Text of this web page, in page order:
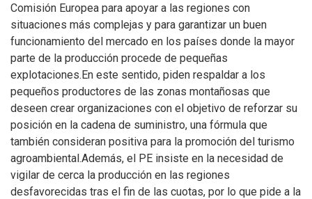
Comisión Europea para apoyar a las regiones con
situaciones más complejas y para garantizar un buen
funcionamiento del mercado en los países donde la mayor
parte de la producción procede de pequeñas
explotaciones.En este sentido, piden respaldar a los
pequeños productores de las zonas montañosas que
deseen crear organizaciones con el objetivo de reforzar su
posición en la cadena de suministro, una fórmula que
también consideran positiva para la promoción del turismo
agroambiental.Además, el PE insiste en la necesidad de
vigilar de cerca la producción en las regiones
desfavorecidas tras el fin de las cuotas, por lo que pide a la